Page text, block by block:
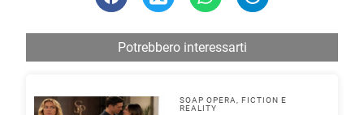
Potrebbero interessarti
SOAP OPERA, FICTION E
REALITY